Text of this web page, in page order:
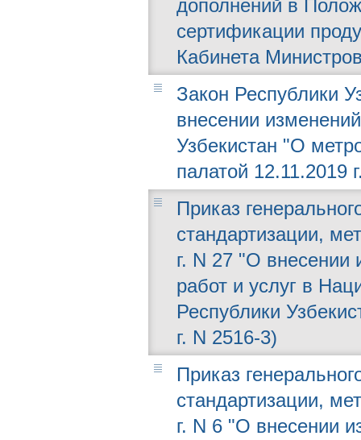
дополнений в
сертификации
Кабинета
Закон Республики
внесении
Узбекистан "О
палатой 12.11.2019
Приказ
стандартизации,
г. N 27 "О внесении
работ и услуг в
Республики
г. N 2516-3)
Приказ
стандартизации,
г. N 6 "О внесении